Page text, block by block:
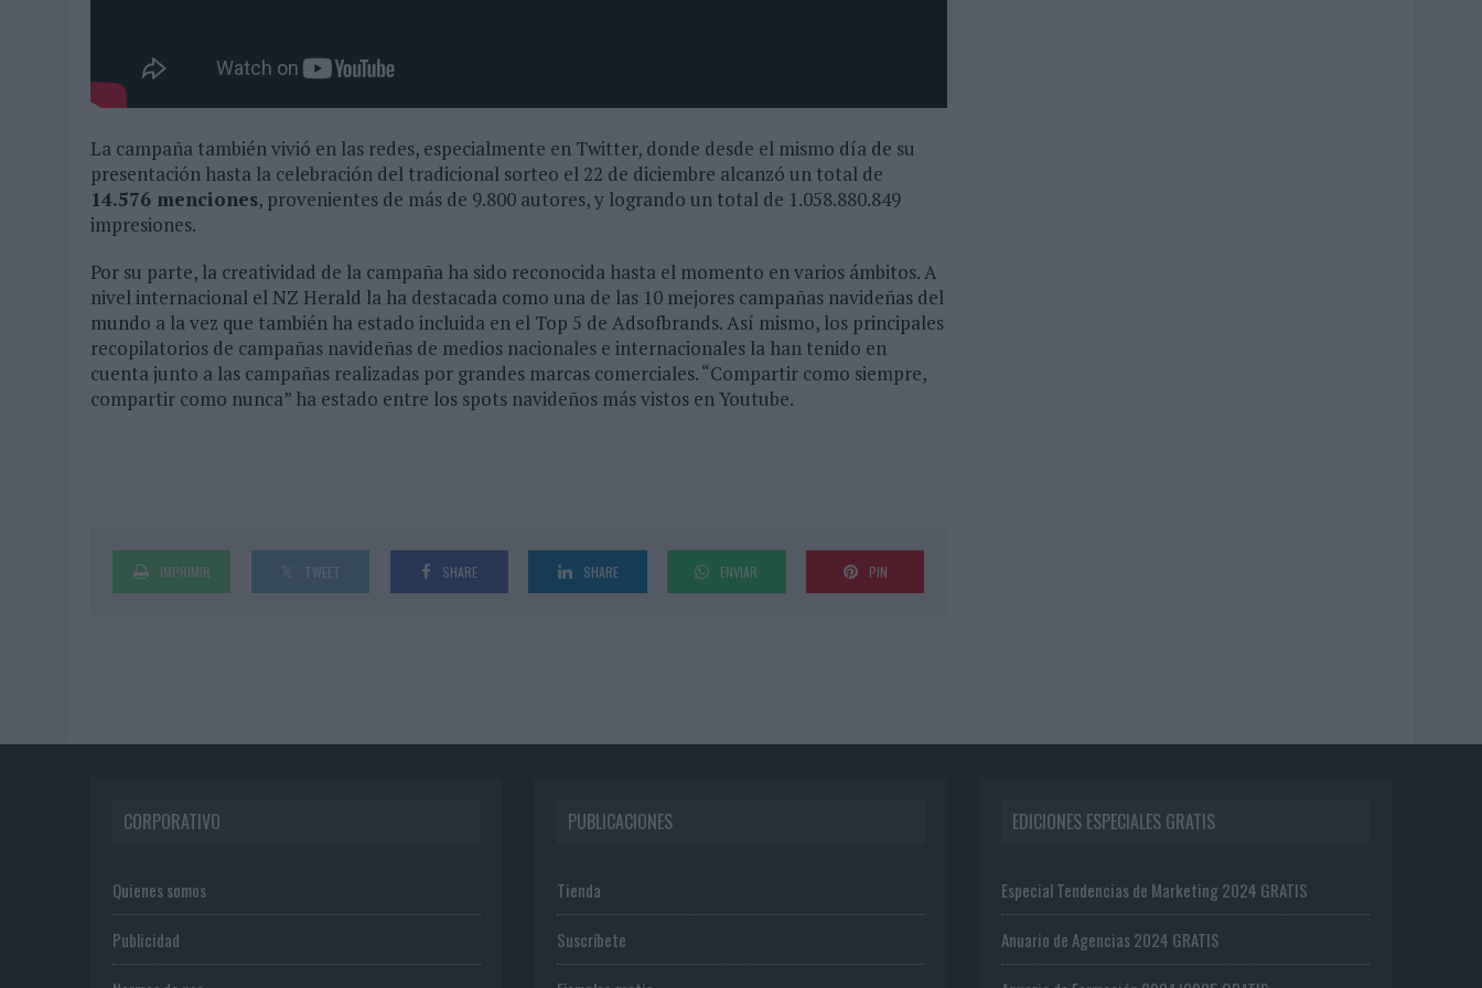
La campaña también vivió en las redes, especialmente en Twitter, donde desde el mismo día de su
presentación hasta la celebración del tradicional sorteo el 22 de diciembre alcanzó un total de
14.576 menciones, provenientes de más de 9.800 autores, y logrando un total de 1.058.880.849
impresiones.
Por su parte, la creatividad de la campaña ha sido reconocida hasta el momento en varios ámbitos. A
nivel internacional el NZ Herald la ha destacada como una de las 10 mejores campañas navideñas del
mundo a la vez que también ha estado incluida en el Top 5 de Adsofbrands. Así mismo, los principales
recopilatorios de campañas navideñas de medios nacionales e internacionales la han tenido en
cuenta junto a las campañas realizadas por grandes marcas comerciales. “Compartir como siempre,
compartir como nunca” ha estado entre los spots navideños más vistos en Youtube.
IMPRIMIR TWEET SHARE SHARE ENVIAR PIN
CORPORATIVO
Quienes somos
Publicidad
PUBLICACIONES
Tienda
Suscríbete
EDICIONES ESPECIALES GRATIS
Especial Tendencias de Marketing 2024 GRATIS
Anuario de Agencias 2024 GRATIS